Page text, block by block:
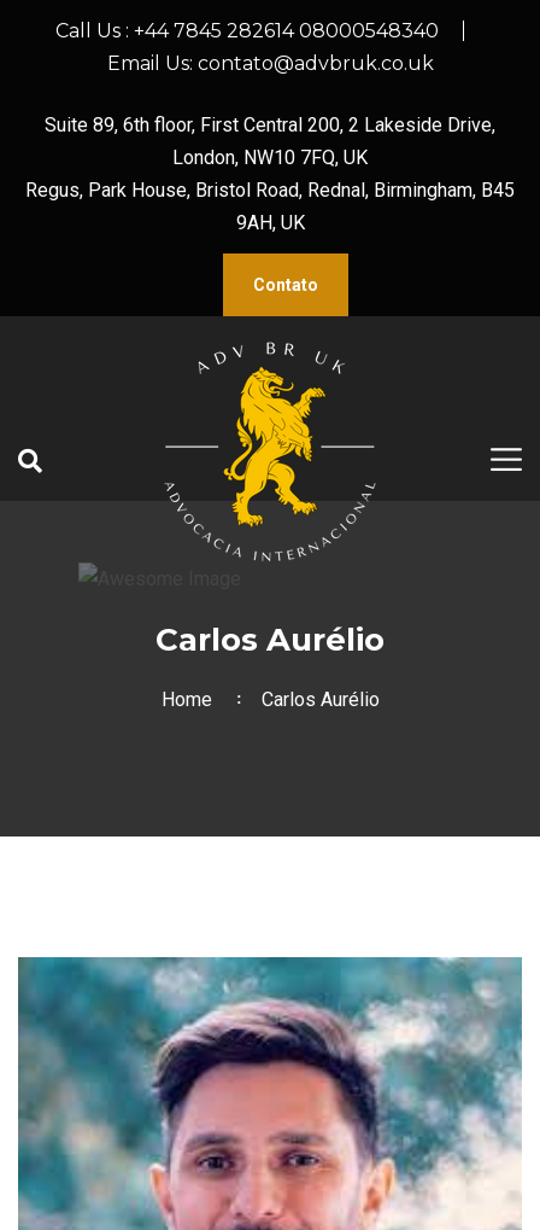
Call Us : +44 7845 282614 08000548340
Email Us: contato@advbruk.co.uk
Suite 89, 6th floor, First Central 200, 2 Lakeside Drive,
London, NW10 7FQ, UK
Regus, Park House, Bristol Road, Rednal, Birmingham, B45
9AH, UK
Contato
Carlos Aurélio
Home Carlos Aurélio